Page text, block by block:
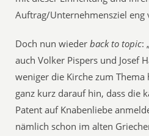
Auftrag/Unternehmensziel eng
Doch nun wiederback to topic:
auch Volker Pispers und Josef
weniger die Kirche zum
ganz kurz darauf hin, dass die
Patent auf Knabenliebe
nämlich schon im alten